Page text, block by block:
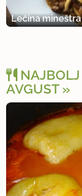
Lečina mineštra
NAJBOLJ
AVGUST